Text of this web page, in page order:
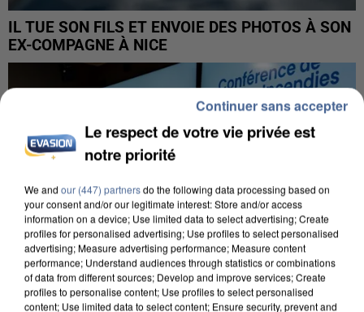
IL TUE SON FILS ET ENVOIE DES PHOTOS À SON
EX-COMPAGNE À NICE
Le respect de votre vie privée est
notre priorité
We and our (447) partnersdo the following data processing based on
your consent and/or our legitimate interest: Store and/or access
information on a device; Use limited data to select advertising; Create
profiles for personalised advertising; Use profiles to select personalised
advertising; Measure advertising performance; Measure content
performance; Understand audiences through statistics or combinations
of data from different sources; Develop and improve services; Create
profiles to personalise content; Use profiles to select personalised
content; Use limited data to select content; Ensure security, prevent and
Continuer sans accepter